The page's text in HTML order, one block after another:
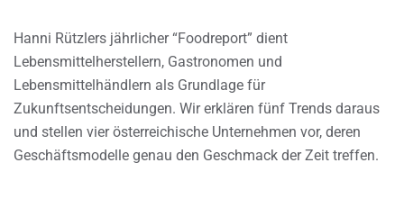
Hanni Rützlers jährlicher “Foodreport” dient
Lebensmittelherstellern, Gastronomen und
Lebensmittelhändlern als Grundlage für
Zukunftsentscheidungen. Wir erklären fünf Trends daraus
und stellen vier österreichische Unternehmen vor, deren
Geschäftsmodelle genau den Geschmack der Zeit treffen.